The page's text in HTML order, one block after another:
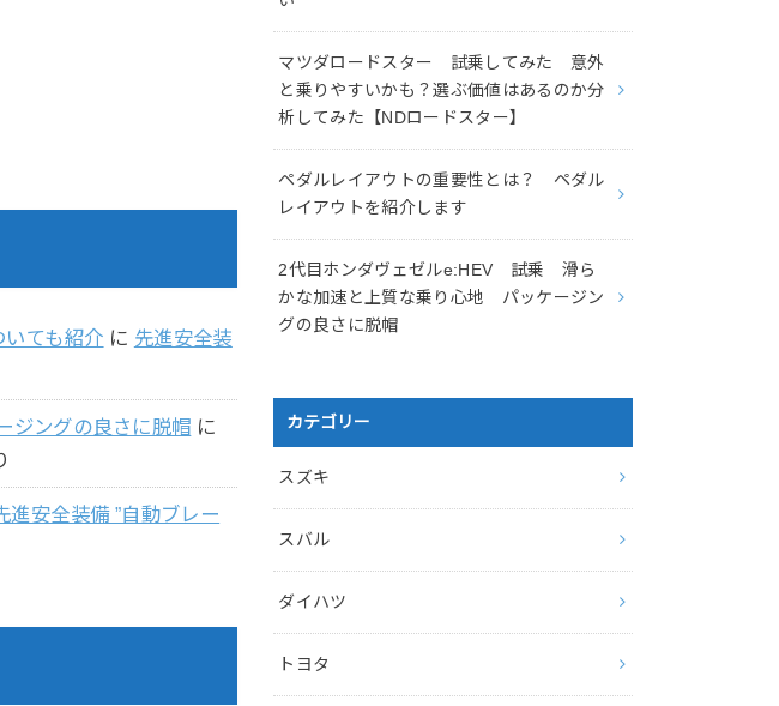
ても紹介 に 先進安全装
ングの良さに脱帽 に
進安全装備 ”自動ブレー
マツダロードスター 試乗してみた 意外
と乗りやすいかも？選ぶ価値はあるのか分
析してみた【NDロードスター】
ペダルレイアウトの重要性とは？ ペダル
レイアウトを紹介します
2代目ホンダヴェゼルe:HEV 試乗 滑ら
かな加速と上質な乗り心地 パッケージン
グの良さに脱帽
カテゴリー
スズキ
スバル
ダイハツ
トヨタ